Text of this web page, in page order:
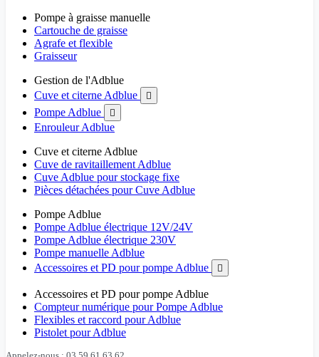
Pompe à graisse manuelle
Cartouche de graisse
Agrafe et flexible
Graisseur
Gestion de l'Adblue
Cuve et citerne Adblue

Pompe Adblue 
Enrouleur Adblue
Cuve et citerne Adblue
Cuve de ravitaillement Adblue
Cuve Adblue pour stockage fixe
Pièces détachées pour Cuve Adblue
Pompe Adblue
Pompe Adblue électrique 12V/24V
Pompe Adblue électrique 230V
Pompe manuelle Adblue
Accessoires et PD pour pompe Adblue

Accessoires et PD pour pompe Adblue
Compteur numérique pour Pompe Adblue
Flexibles et raccord pour Adblue
Pistolet pour Adblue